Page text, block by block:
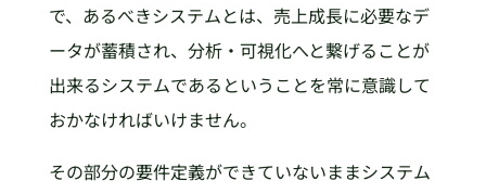
で、あるべきシステムとは、売上成長に必要なデ
ータが蓄積され、分析・可視化へと繋げることが
出来るシステムであるということを常に意識して
おかなければいけません。
その部分の要件定義ができていないままシステム